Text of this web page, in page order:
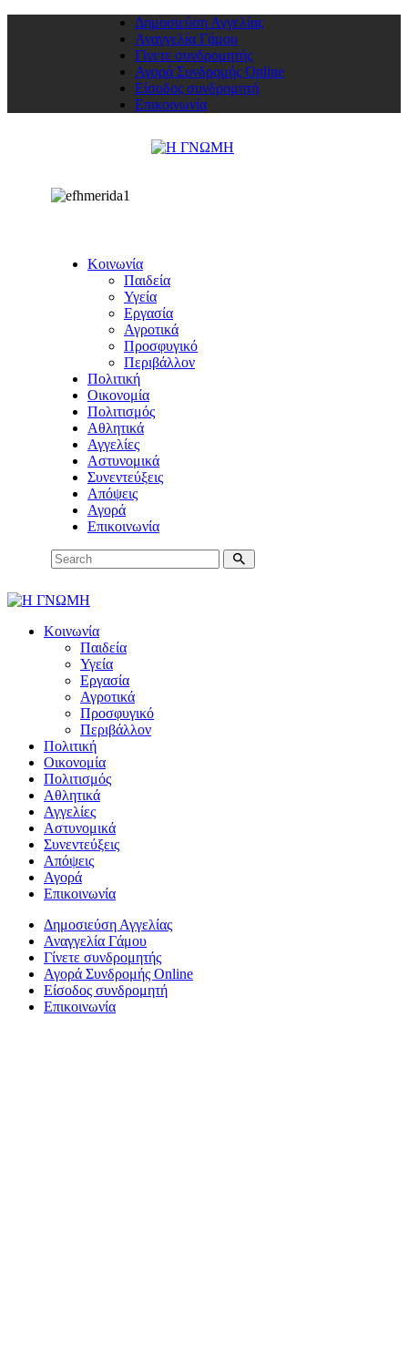
Δημοσιεύση Αγγελίας
Αναγγελία Γάμου
Γίνετε συνδρομητής
Αγορά Συνδρομής Online
Είσοδος συνδρομητή
Επικοινωνία
Κοινωνία
Παιδεία
Υγεία
Εργασία
Αγροτικά
Προσφυγικό
Περιβάλλον
Πολιτική
Οικονομία
Πολιτισμός
Αθλητικά
Αγγελίες
Αστυνομικά
Συνεντεύξεις
Απόψεις
Αγορά
Επικοινωνία
Κοινωνία
Παιδεία
Υγεία
Εργασία
Αγροτικά
Προσφυγικό
Περιβάλλον
Πολιτική
Οικονομία
Πολιτισμός
Αθλητικά
Αγγελίες
Αστυνομικά
Συνεντεύξεις
Απόψεις
Αγορά
Επικοινωνία
Δημοσιεύση Αγγελίας
Αναγγελία Γάμου
Γίνετε συνδρομητής
Αγορά Συνδρομής Online
Είσοδος συνδρομητή
Επικοινωνία